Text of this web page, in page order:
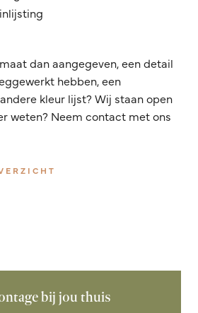
dan aangegeven, een detail
hebben, een
kleur lijst? Wij staan open
weten? Neem contact met ons
bij jou thuis